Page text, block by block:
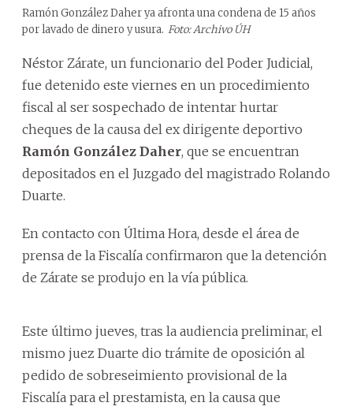
Ramón González Daher ya afronta una condena de 15 años
por lavado de dinero y usura. Foto: Archivo ÚH
Néstor Zárate, un funcionario del Poder Judicial,
fue detenido este viernes en un procedimiento
fiscal al ser sospechado de intentar hurtar
cheques de la causa del ex dirigente deportivo
Ramón González Daher, que se encuentran
depositados en el Juzgado del magistrado Rolando
Duarte.
En contacto con Última Hora, desde el área de
prensa de la Fiscalía confirmaron que la detención
de Zárate se produjo en la vía pública.
Este último jueves, tras la audiencia preliminar, el
mismo juez Duarte dio trámite de oposición al
pedido de sobreseimiento provisional de la
Fiscalía para el prestamista, en la causa que